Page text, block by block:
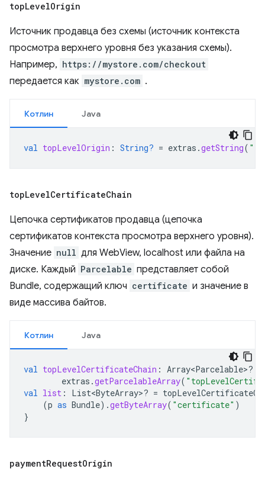
topLevelOrigin
Источник продавца без схемы (источник контекста
просмотра верхнего уровня без указания схемы).
Например, https://mystore.com/checkout
передается как mystore.com .
Котлин Java
val topLevelOrigin : String? = extras .getString(
topLevelCertificateChain
Цепочка сертификатов продавца (цепочка
сертификатов контекста просмотра верхнего уровня).
Значение null для WebView, localhost или файла на
диске. Каждый Parcelable представляет собой
Bundle, содержащий ключ certificate и значение в
виде массива байтов.
Котлин Java
val topLevelCertificateChain : Array<Parcelable>?
extras .getParcelableArray(
val list : List<ByteArray>? =
(p as Bundle).getByteArray( "certificate" )
}
paymentRequestOrigin